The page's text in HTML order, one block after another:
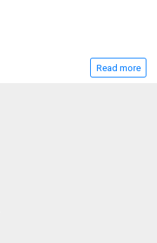
Read more